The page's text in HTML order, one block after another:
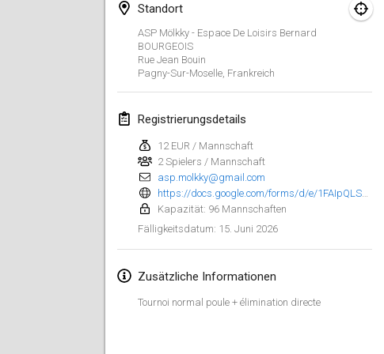
Standort
ASP Mölkky - Espace De Loisirs Bernard
BOURGEOIS
Rue Jean Bouin
Pagny-Sur-Moselle, Frankreich
Registrierungsdetails
12 EUR / Mannschaft
2 Spielers / Mannschaft
asp.molkky@gmail.com
Kapazität: 96 Mannschaften
Fälligkeitsdatum: 15. Juni 2026
Zusätzliche Informationen
Tournoi normal poule + élimination directe
1. Feb. 2026
7. Feb. 2026 | Ungarn
Indoor Polish Open 2026 - Singles
8. Feb. 2026| Polen
StranaMölkky
14. Feb. 2026 Italien
GB Master